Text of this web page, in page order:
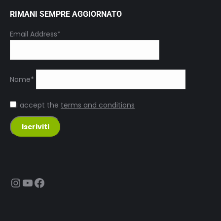
RIMANI SEMPRE AGGIORNATO
Email Address*
Name*
I accept the terms and conditions
Instagram
YouTube
Facebook